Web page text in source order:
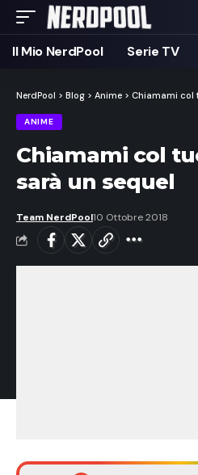
Il Mio NerdPool Serie TV
NerdPool > Blog > Anime > Chiamami col
ANIME
Chiamami col
sarà un sequel
Team NerdPool10 Ottobre 2018